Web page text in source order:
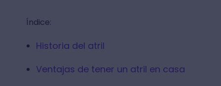
Índice:
Historia del atril
Ventajas de tener un atril en casa